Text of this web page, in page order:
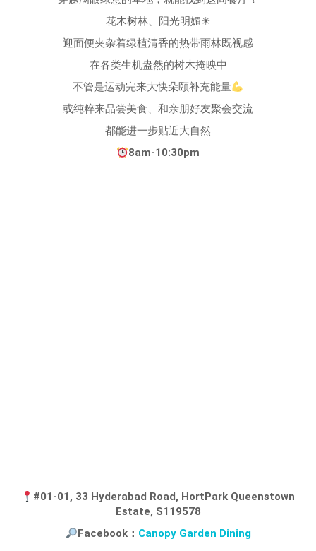
花木树林、阳光明媚☀
迎面便夹杂着绿植清香的热带雨林既视感
在各类生机盎然的树木掩映中
不管是运动完来大快朵颐补充能量
或纯粹来品尝美食、和亲朋好友聚会交流
都能进一步贴近大自然
8am-10:30pm
#01-01, 33 Hyderabad Road, HortPark Queenstown
Estate, S119578
Facebook： Canopy Garden Dining